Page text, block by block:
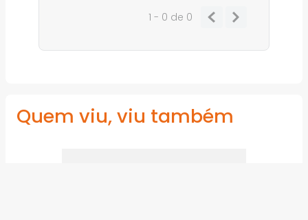
1 - 0 de 0
Quem viu, viu também